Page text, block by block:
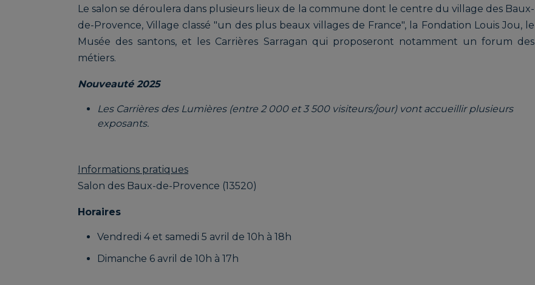
Le salon se déroulera dans plusieurs lieux de la commune dont le centre du village des Baux-
de-Provence, Village classé "un des plus beaux villages de France", la Fondation Louis Jou, le
Musée des santons, et les Carrières Sarragan qui proposeront notamment un forum des
métiers.
Nouveauté 2025
Les Carrières des Lumières (entre 2 000 et 3 500 visiteurs/jour) vont accueillir plusieurs
exposants.
Informations pratiques
Salon des Baux-de-Provence (13520)
Horaires
Vendredi 4 et samedi 5 avril de 10h à 18h
Dimanche 6 avril de 10h à 17h